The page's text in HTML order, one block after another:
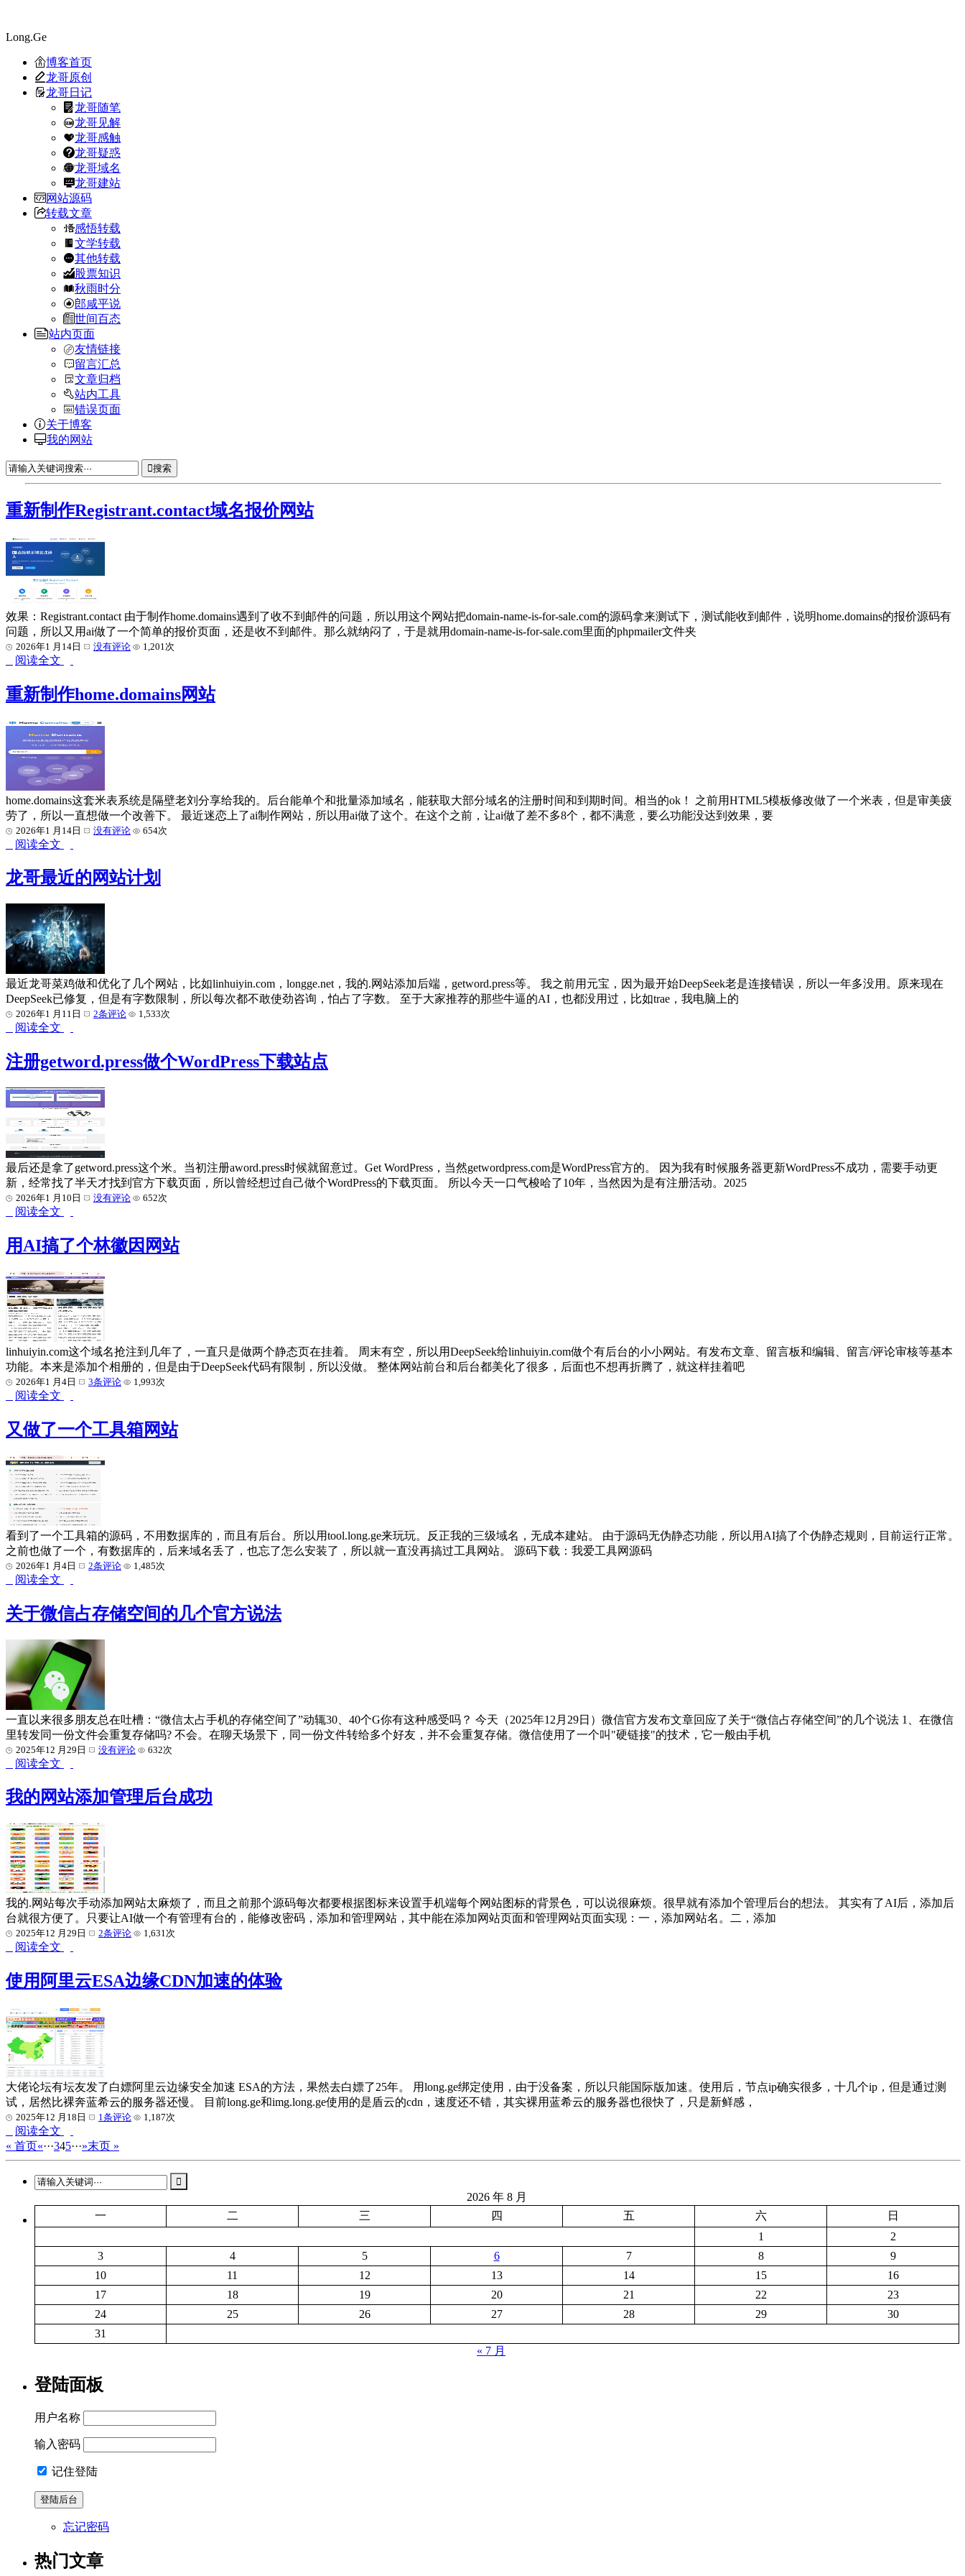
Long.Ge
博客首页
龙哥原创
龙哥日记
龙哥随笔
龙哥见解
龙哥感触
龙哥疑惑
龙哥域名
龙哥建站
网站源码
转载文章
感悟转载
文学转载
其他转载
股票知识
秋雨时分
郎咸平说
世间百态
站内页面
友情链接
留言汇总
文章归档
站内工具
错误页面
关于博客
我的网站
搜索
重新制作Registrant.contact域名报价网站
效果：Registrant.contact 由于制作home.domains遇到了收不到邮件的问题，所以用这个网站把domain-name-is-for-sale.com的源码拿来测试下，测试能收到邮件，说明home.domains的报价源码有
问题，所以又用ai做了一个简单的报价页面，还是收不到邮件。那么就纳闷了，于是就用domain-name-is-for-sale.com里面的phpmailer文件夹
2026年1 月14日 没有评论 1,201次
阅读全文
重新制作home.domains网站
home.domains这套米表系统是隔壁老刘分享给我的。后台能单个和批量添加域名，能获取大部分域名的注册时间和到期时间。相当的ok！ 之前用HTML5模板修改做了一个米表，但是审美疲
劳了，所以一直想做一个改善下。 最近迷恋上了ai制作网站，所以用ai做了这个。在这个之前，让ai做了差不多8个，都不满意，要么功能没达到效果，要
2026年1 月14日 没有评论 654次
阅读全文
龙哥最近的网站计划
最近龙哥菜鸡做和优化了几个网站，比如linhuiyin.com，longge.net，我的.网站添加后端，getword.press等。 我之前用元宝，因为最开始DeepSeek老是连接错误，所以一年多没用。原来现在
DeepSeek已修复，但是有字数限制，所以每次都不敢使劲咨询，怕占了字数。 至于大家推荐的那些牛逼的AI，也都没用过，比如trae，我电脑上的
2026年1 月11日 2条评论 1,533次
阅读全文
注册getword.press做个WordPress下载站点
最后还是拿了getword.press这个米。当初注册aword.press时候就留意过。Get WordPress，当然getwordpress.com是WordPress官方的。 因为我有时候服务器更新WordPress不成功，需要手动更
新，经常找了半天才找到官方下载页面，所以曾经想过自己做个WordPress的下载页面。 所以今天一口气梭哈了10年，当然因为是有注册活动。2025
2026年1 月10日 没有评论 652次
阅读全文
用AI搞了个林徽因网站
linhuiyin.com这个域名抢注到几年了，一直只是做两个静态页在挂着。 周末有空，所以用DeepSeek给linhuiyin.com做个有后台的小小网站。有发布文章、留言板和编辑、留言/评论审核等基本
功能。本来是添加个相册的，但是由于DeepSeek代码有限制，所以没做。 整体网站前台和后台都美化了很多，后面也不想再折腾了，就这样挂着吧
2026年1 月4日 3条评论 1,993次
阅读全文
又做了一个工具箱网站
看到了一个工具箱的源码，不用数据库的，而且有后台。所以用tool.long.ge来玩玩。反正我的三级域名，无成本建站。 由于源码无伪静态功能，所以用AI搞了个伪静态规则，目前运行正常。
之前也做了一个，有数据库的，后来域名丢了，也忘了怎么安装了，所以就一直没再搞过工具网站。 源码下载：我爱工具网源码
2026年1 月4日 2条评论 1,485次
阅读全文
关于微信占存储空间的几个官方说法
一直以来很多朋友总在吐槽：“微信太占手机的存储空间了”动辄30、40个G你有这种感受吗？ 今天（2025年12月29日）微信官方发布文章回应了关于“微信占存储空间”的几个说法 1、在微信
里转发同一份文件会重复存储吗? 不会。在聊天场景下，同一份文件转给多个好友，并不会重复存储。微信使用了一个叫"硬链接"的技术，它一般由手机
2025年12 月29日 没有评论 632次
阅读全文
我的网站添加管理后台成功
我的.网站每次手动添加网站太麻烦了，而且之前那个源码每次都要根据图标来设置手机端每个网站图标的背景色，可以说很麻烦。很早就有添加个管理后台的想法。 其实有了AI后，添加后
台就很方便了。只要让AI做一个有管理有台的，能修改密码，添加和管理网站，其中能在添加网站页面和管理网站页面实现：一，添加网站名。二，添加
2025年12 月29日 2条评论 1,631次
阅读全文
使用阿里云ESA边缘CDN加速的体验
大佬论坛有坛友发了白嫖阿里云边缘安全加速 ESA的方法，果然去白嫖了25年。 用long.ge绑定使用，由于没备案，所以只能国际版加速。使用后，节点ip确实很多，十几个ip，但是通过测
试，居然比裸奔蓝希云的服务器还慢。 目前long.ge和img.long.ge使用的是盾云的cdn，速度还不错，其实裸用蓝希云的服务器也很快了，只是新鲜感，
2025年12 月18日 1条评论 1,187次
阅读全文
« 首页«···345···»末页 »
2026 年 8 月
一
二 三 四 五 六
日
1
2
3
4 5 6 7 8
9
10
11 12 13 14 15
16
17
18 19 20 21 22
23
24
25 26 27 28 29
30
31
« 7 月
登陆面板
用户名称
输入密码
记住登陆
忘记密码
热门文章